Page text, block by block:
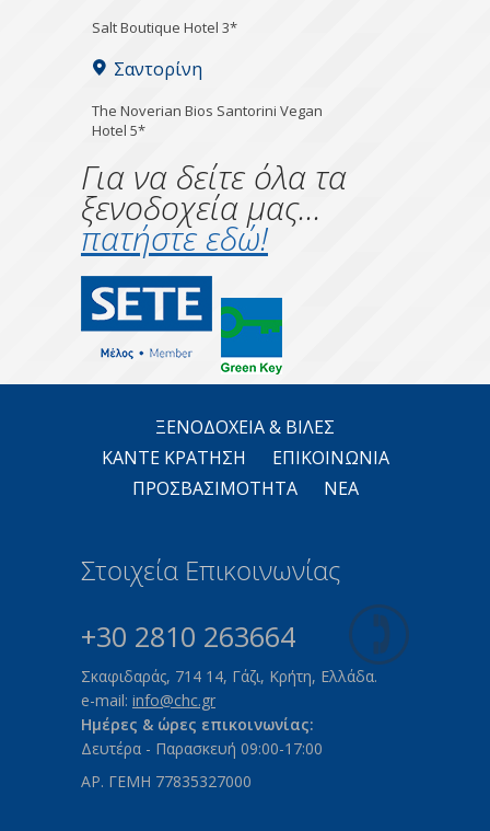
Salt Boutique Hotel 3*
Σαντορίνη
The Noverian Bios Santorini Vegan
Hotel 5*
Για να δείτε όλα τα
ξενοδοχεία μας...
πατήστε εδώ!
ΞΕΝΟΔΟΧΕΙΑ & ΒΙΛΕΣ
ΚΑΝΤΕ KΡΑΤΗΣΗ
ΕΠΙΚΟΙΝΩΝΙΑ
ΠΡΟΣΒΑΣΙΜΟΤΗΤΑ
ΝΕΑ
Στοιχεία Επικοινωνίας
+30 2810 263664
Σκαφιδαράς, 714 14, Γάζι, Κρήτη, Ελλάδα.
e-mail: info@chc.gr
Ημέρες & ώρες επικοινωνίας:
Δευτέρα - Παρασκευή 09:00-17:00
ΑΡ. ΓΕΜΗ 77835327000